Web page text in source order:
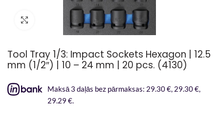
Tool Tray 1/3: Impact Sockets Hexagon | 12.5
mm (1/2″) | 10 – 24 mm | 20 pcs. (4130)
Maksā 3 daļās bez pārmaksas: 29.30 €, 29.30 €,
29.29 €.